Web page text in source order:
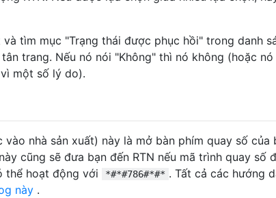
tìm mục "Trạng thái được phục hồi" trong danh
trang. Nếu nó nói "Không" thì nó không (hoặc
một số lý do).
nhà sản xuất) này là mở bàn phím quay số của
cũng sẽ đưa bạn đến RTN nếu mã trình quay số
thể hoạt động với
*#*#786#*#* . Tất cả các hướng
này .